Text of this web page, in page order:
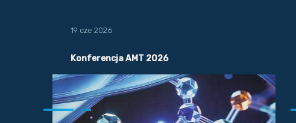
19 cze 2026
Konferencja AMT 2026